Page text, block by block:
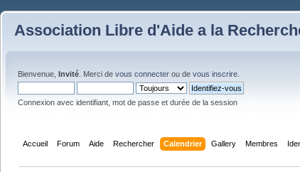
Association Libre d'Aide a la
Bienvenue, Invité . Merci de vous connecter ou de vous inscrire
Connexion avec identifiant, mot de passe et durée de la session
Accueil Forum Aide Rechercher Calendrier Gallery Membres